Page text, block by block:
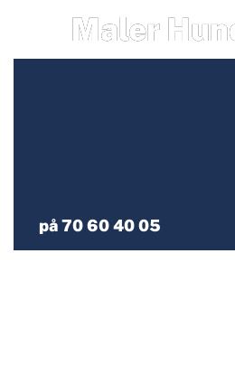
Maler
på 70 60 40 05